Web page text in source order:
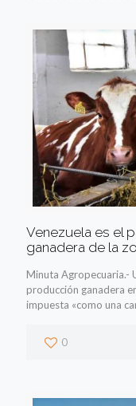
Venezuela es el
ganadera de la
Minuta Agropecuaria.-
producción ganadera
impuesta «como una
0